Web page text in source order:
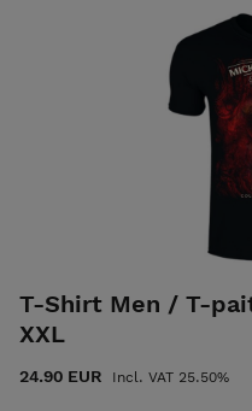
T-Shirt Men / T-
XXL
24.90 EUR Incl. VAT 25.50%